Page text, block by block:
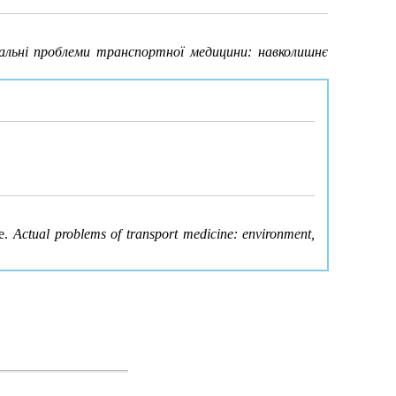
проблеми транспортної медицини: навколишнє
Actual problems of transport medicine: environment,